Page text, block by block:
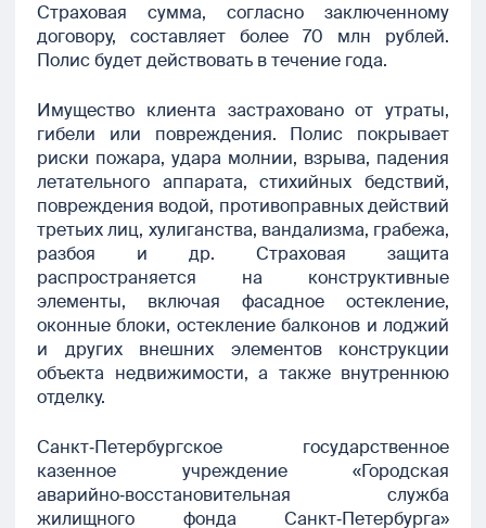
Страховая сумма, согласно заключенному
договору, составляет более 70 млн рублей.
Полис будет действовать в течение года.
Имущество клиента застраховано от утраты,
гибели или повреждения. Полис покрывает
риски пожара, удара молнии, взрыва, падения
летательного аппарата, стихийных бедствий,
повреждения водой, противоправных действий
третьих лиц, хулиганства, вандализма, грабежа,
разбоя и др. Страховая защита
распространяется на конструктивные
элементы, включая фасадное остекление,
оконные блоки, остекление балконов и лоджий
и других внешних элементов конструкции
объекта недвижимости, а также внутреннюю
отделку.
Санкт‑Петербургское государственное
казенное учреждение «Городская
аварийно‑восстановительная служба
жилищного фонда Санкт‑Петербурга»